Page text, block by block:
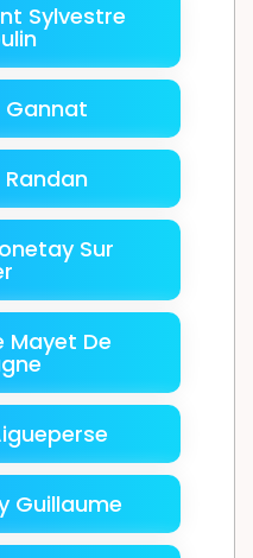
Sylvestre
Gannat
Sur
Mayet De
Guillaume